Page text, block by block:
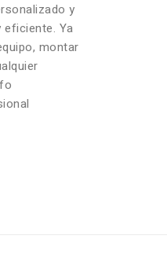
y
Ya
montar